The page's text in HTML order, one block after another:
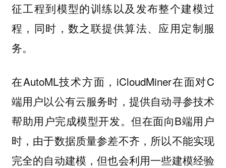
征工程到模型的训练以及发布整个建模过
程，同时，数之联提供算法、应用定制服
务。
在AutoML技术方面，iCloudMiner在面对C
端用户以公有云服务时，提供自动寻参技术
帮助用户完成模型开发。但在面向B端用户
时，由于数据质量参差不齐，所以不能实现
完全的自动建模，但也会利用一些建模经验